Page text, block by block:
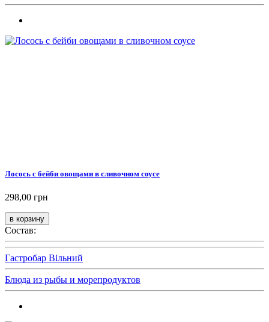
Лосось с бейби овощами в сливочном соусе
298,00 грн
Состав:
Гастробар Вільний
Блюда из рыбы и морепродуктов